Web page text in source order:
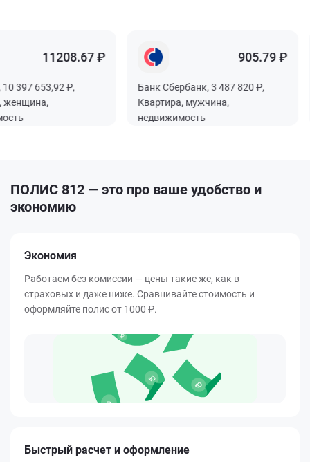
11208.67 ₽
653,92 ₽,
905.79 ₽
Банк Сбербанк, 3 487 820 ₽,
Квартира, мужчина,
недвижимость
ПОЛИС 812 — это про ваше удобство и
экономию
Экономия
Работаем без комиссии — цены такие же, как в
страховых и даже ниже. Сравнивайте стоимость и
оформляйте полис от 1000 ₽.
Быстрый расчет и оформление